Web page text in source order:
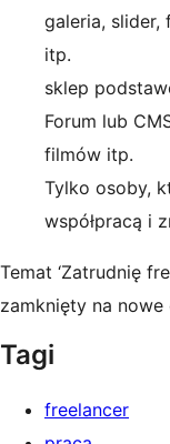
galeria,
itp.
sklep
Forum lub
filmów itp.
Tylko osoby,
współpracą i
Temat ‘Zatrudnię
zamknięty na
Tagi
freelancer